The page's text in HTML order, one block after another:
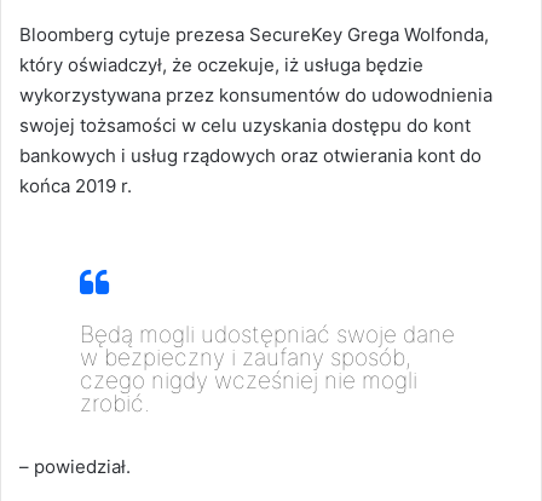
Bloomberg cytuje prezesa SecureKey Grega Wolfonda,
który oświadczył, że oczekuje, iż usługa będzie
wykorzystywana przez konsumentów do udowodnienia
swojej tożsamości w celu uzyskania dostępu do kont
bankowych i usług rządowych oraz otwierania kont do
końca 2019 r.
Będą mogli udostępniać swoje dane
w bezpieczny i zaufany sposób,
czego nigdy wcześniej nie mogli
zrobić.
– powiedział.